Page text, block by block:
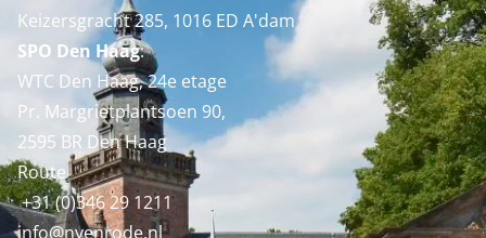
Keizersgracht 285, 1016 ED A'dam
SPO Den Haag:
WTC Den Haag, 24e etage
Pr. Margrietplantsoen 90,
2595 BR Den Haag
Route
+31 (0)346 29 1211
info@nyenrode.nl